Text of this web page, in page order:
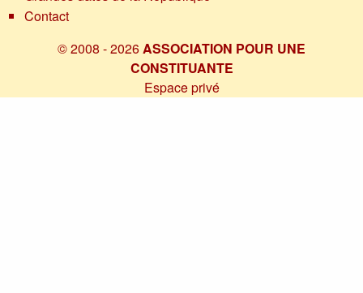
Contact
© 2008 - 2026ASSOCIATION POUR UNE
CONSTITUANTE
Espace privé